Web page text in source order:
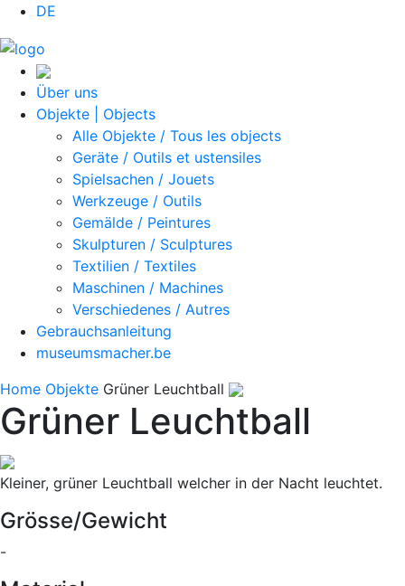
DE
Über uns
Objekte | Objects
Alle Objekte / Tous les objects
Geräte / Outils et ustensiles
Spielsachen / Jouets
Werkzeuge / Outils
Gemälde / Peintures
Skulpturen / Sculptures
Textilien / Textiles
Maschinen / Machines
Verschiedenes / Autres
Gebrauchsanleitung
museumsmacher.be
Home Objekte Grüner Leuchtball
Grüner Leuchtball
Kleiner, grüner Leuchtball welcher in der Nacht leuchtet.
Grösse/Gewicht
-